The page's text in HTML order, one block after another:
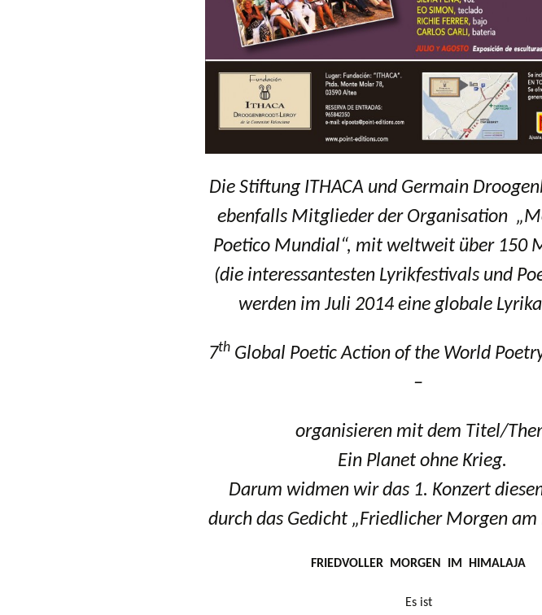
Die Stiftung ITHACA und Germain
ebenfalls Mitglieder der Organisation
Poetico Mundial“, mit weltweit über 150
(die interessantesten Lyrikfestivals und
werden im Juli 2014 eine globale
7th Global Poetic Action of the World
–
organisieren mit dem Titel/
Ein Planet ohne Krieg
Darum widmen wir das 1. Konzert
durch das Gedicht „Friedlicher Morgen am
FRIEDVOLLER MORGEN IM HIMALAJA
Es ist